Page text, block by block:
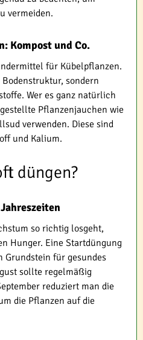
vermeiden.
Kompost und Co.
für Kübelpflanzen.
sondern
Wer es ganz natürlich
Pflanzenjauchen wie
verwenden. Diese sind
und Kalium.
düngen?
so richtig losgeht,
Hunger. Eine Startdüngung
Grundstein für gesundes
sollte regelmäßig
reduziert man die
die Pflanzen auf die